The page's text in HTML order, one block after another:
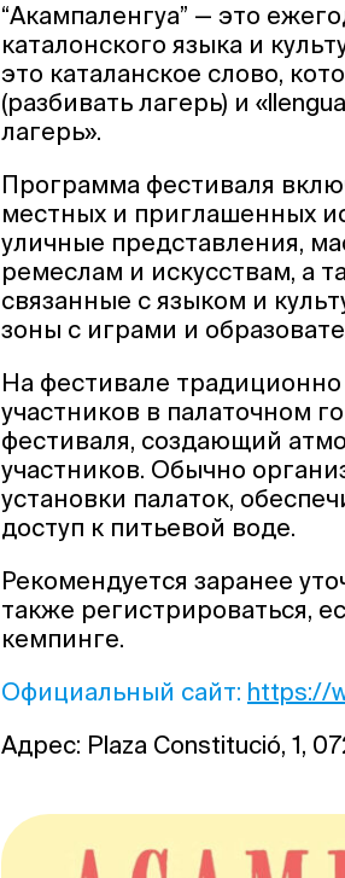
“Акампаленгуа” — это
каталонского языка и
это каталанское слово,
(разбивать лагерь) и
лагерь».
Программа фестиваля
местных и приглашенных
уличные представления,
ремеслам и искусствам, а
связанные с языком и
зоны с играми и
На фестивале
участников в палаточном
фестиваля, создающий
участников. Обычно
установки палаток,
доступ к питьевой воде.
Рекомендуется заранее
также регистрироваться,
кемпинге.
Официальный сайт: https://
Адрес: Plaza Constitució, 1,